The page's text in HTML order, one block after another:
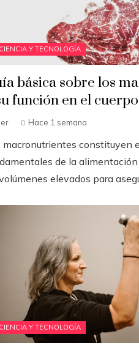
CIENCIA Y TECNOLOGÍA
básica sobre los
función en el cuerpo
Hace 1 semana
macronutrientes constituyen
de la
elevados para
CIENCIA Y TECNOLOGÍA